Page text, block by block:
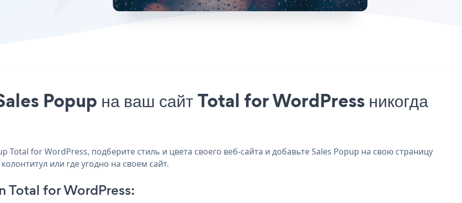
Popup на ваш сайт Total for WordPress никогда
Total for WordPress, подберите стиль и цвета своего веб-сайта и добавьте Sales Popup на свою страницу
или где угодно на своем сайт.
Total for WordPress: